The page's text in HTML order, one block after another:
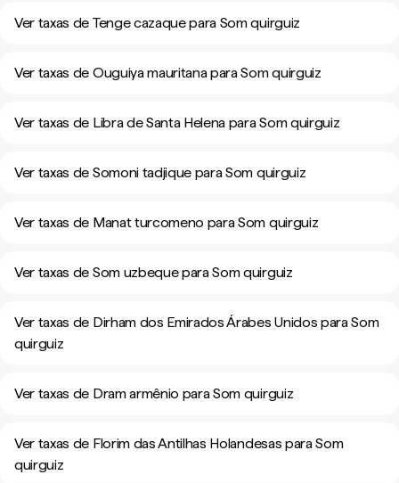
Ver taxas de Tenge cazaque para Som quirguiz
Ver taxas de Ouguiya mauritana para Som quirguiz
Ver taxas de Libra de Santa Helena para Som quirguiz
Ver taxas de Somoni tadjique para Som quirguiz
Ver taxas de Manat turcomeno para Som quirguiz
Ver taxas de Som uzbeque para Som quirguiz
Ver taxas de Dirham dos Emirados Árabes Unidos para Som
quirguiz
Ver taxas de Dram armênio para Som quirguiz
Ver taxas de Florim das Antilhas Holandesas para Som
quirguiz